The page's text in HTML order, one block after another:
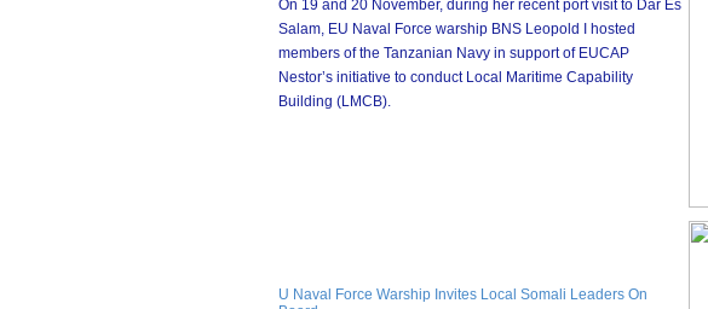
On 19 and 20 November, during her recent port visit to Dar Es
Salam, EU Naval Force warship BNS Leopold I hosted
members of the Tanzanian Navy in support of EUCAP
Nestor’s initiative to conduct Local Maritime Capability
Building (LMCB).
U Naval Force Warship Invites Local Somali Leaders On